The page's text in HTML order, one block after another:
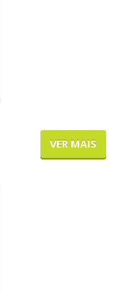
VER MAIS